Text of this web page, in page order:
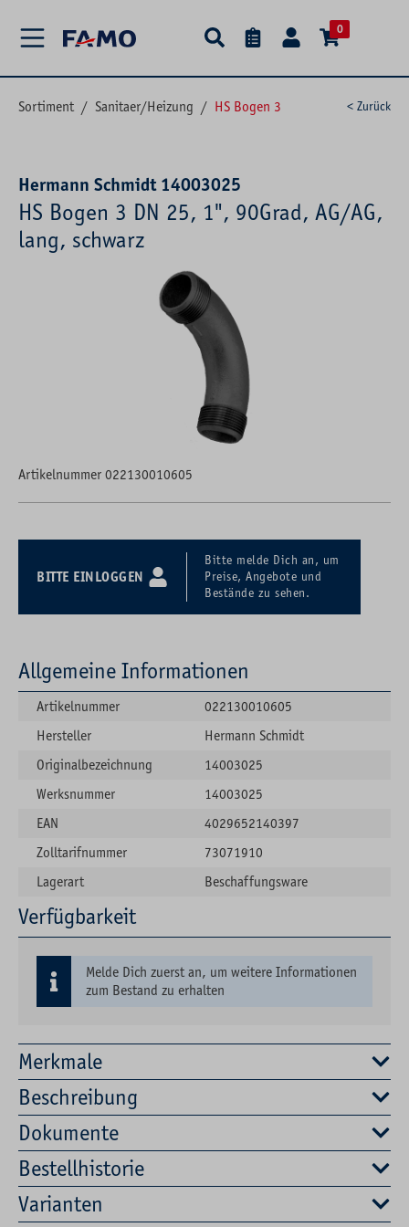
0
Sortiment / Sanitaer/Heizung / HS Bogen 3 < Zurück
Hermann Schmidt 14003025
HS Bogen 3 DN 25, 1", 90Grad, AG/AG,
lang, schwarz
Bildergalerie überspringen
Artikelnummer 022130010605
BITTE EINLOGGEN
Bitte melde Dich an, um
Preise, Angebote und
Bestände zu sehen.
Merkmale
Beschreibung
Dokumente
Bestellhistorie
Varianten
Allgemeine Informationen
Artikelnummer
022130010605
Hersteller
Hermann Schmidt
Originalbezeichnung
14003025
Werksnummer
14003025
EAN
4029652140397
Zolltarifnummer
73071910
Lagerart
Beschaffungsware
Verfügbarkeit
Melde Dich zuerst an, um weitere Informationen
zum Bestand zu erhalten